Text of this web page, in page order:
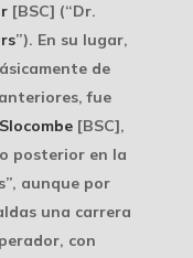
[BSC] (“Dr.
”). En su lugar,
de
fue
[BSC],
posterior en la
aunque por
una carrera
con